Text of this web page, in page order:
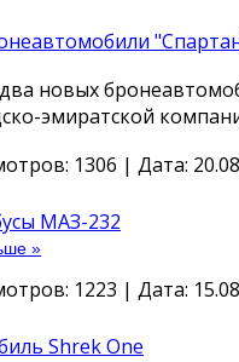
новых
эмиратской
1306 | Дата:
МАЗ-232
»
1223 | Дата:
Shrek One